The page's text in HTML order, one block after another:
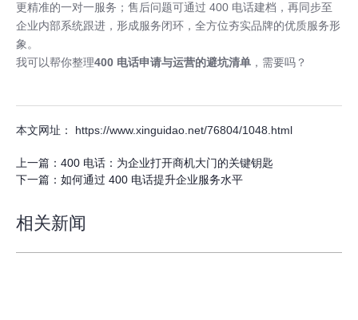
更精准的一对一服务；售后问题可通过 400 电话建档，再同步至
企业内部系统跟进，形成服务闭环，全方位夯实品牌的优质服务形
象。
我可以帮你整理400 电话申请与运营的避坑清单 ，需要吗？
本文网址： https://www.xinguidao.net/76804/1048.html
上一篇： 400 电话：为企业打开商机大门的关键钥匙
下一篇： 如何通过 400 电话提升企业服务水平
相关新闻